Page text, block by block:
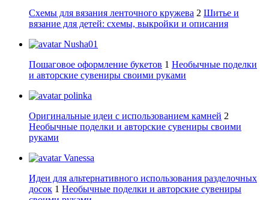
Схемы для вязания ленточного кружева 2 Шитье и
вязание для детей: схемы, выкройки и описания
Nusha01
Пошаговое оформление букетов 1 Необычные поделки
и авторские сувениры своими руками
polinka
Оригинальные идеи с использованием камней 2
Необычные поделки и авторские сувениры своими
руками
Vanessa
Идеи для альтернативного использования разделочных
досок 1 Необычные поделки и авторские сувениры